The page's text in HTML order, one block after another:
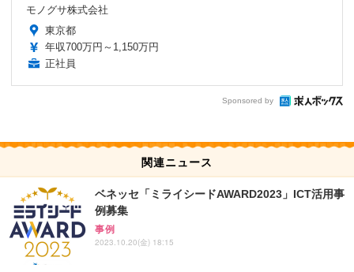
モノグサ株式会社
東京都
年収700万円～1,150万円
正社員
Sponsored by
関連ニュース
ベネッセ「ミライシードAWARD2023」ICT活用事
例募集
事例
2023.10.20(金) 18:15